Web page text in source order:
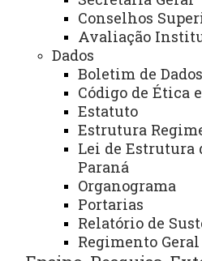
Conselhos
Avaliação
Dados
Boletim de Dados
Código de Ética
Estatuto
Estrutura
Lei de Estrutura
Paraná
Organograma
Portarias
Relatório de
Regimento Geral
Objetivos de
Sustentável (ODS)
/portal/ods-unioeste
Objetivos de
(ODS)
ATUALIZAÇÃO MAIS